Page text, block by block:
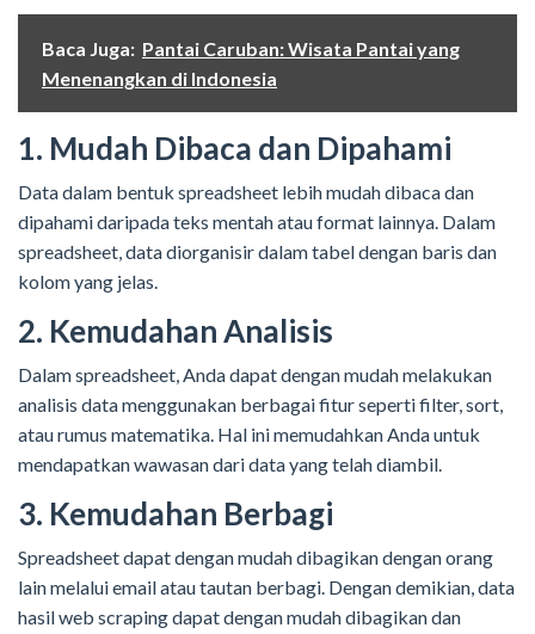
Baca Juga: Pantai Caruban: Wisata Pantai yang
Menenangkan di Indonesia
1. Mudah Dibaca dan Dipahami
Data dalam bentuk spreadsheet lebih mudah dibaca dan
dipahami daripada teks mentah atau format lainnya. Dalam
spreadsheet, data diorganisir dalam tabel dengan baris dan
kolom yang jelas.
2. Kemudahan Analisis
Dalam spreadsheet, Anda dapat dengan mudah melakukan
analisis data menggunakan berbagai fitur seperti filter, sort,
atau rumus matematika. Hal ini memudahkan Anda untuk
mendapatkan wawasan dari data yang telah diambil.
3. Kemudahan Berbagi
Spreadsheet dapat dengan mudah dibagikan dengan orang
lain melalui email atau tautan berbagi. Dengan demikian, data
hasil web scraping dapat dengan mudah dibagikan dan